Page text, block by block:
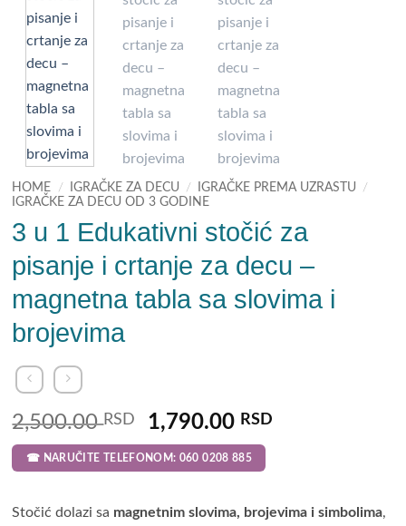
HOME / IGRAČKE ZA DECU / IGRAČKE PREMA UZRASTU
/
IGRAČKE ZA DECU OD 3 GODINE
3 u 1 Edukativni stočić za
pisanje i crtanje za decu –
magnetna tabla sa slovima i
brojevima
2,500.00RSD
Original
price
was:
1,790.00 RSDCurrent
☎ NARUČITE TELEFONOM: 060 0208 885
Stočić dolazi sa magnetnim slovima, brojevima i simbolima,